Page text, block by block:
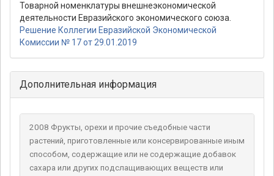
Товарной номенклатуры внешнеэкономической
деятельности Евразийского экономического союза.
Решение Коллегии Евразийской Экономической
Комиссии № 17 от 29.01.2019
Дополнительная информация
2008 Фрукты, орехи и прочие съедобные части
растений, приготовленные или консервированные иным
способом, содержащие или не содержащие добавок
сахара или других подслащивающих веществ или